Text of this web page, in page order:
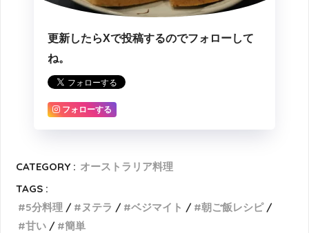
更新したらXで投稿するのでフォローして
ね。
フォローする
CATEGORY : オーストラリア料理
TAGS :
5分料理
ヌテラ ベジマイト
朝ご飯レシピ
甘い
簡単